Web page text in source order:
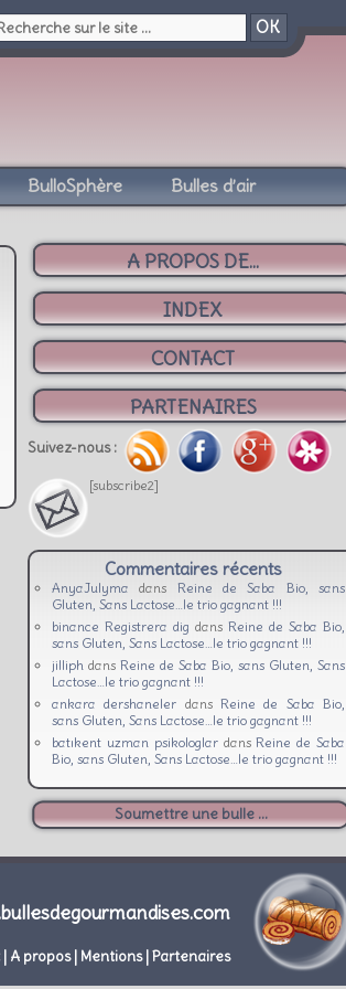
OK
BulloSphère Bulles d’air
A PROPOS DE...
INDEX
CONTACT
PARTENAIRES
Suivez-nous :
[subscribe2]
Commentaires récents
AnyaJulyma dans Reine de Saba Bio, sans
Gluten, Sans Lactose…le trio gagnant !!!
binance Registrera dig dans Reine de Saba Bio,
sans Gluten, Sans Lactose…le trio gagnant !!!
jilliph dans Reine de Saba Bio, sans Gluten, Sans
Lactose…le trio gagnant !!!
ankara dershaneler dansReine de Saba Bio,
sans Gluten, Sans Lactose…le trio gagnant !!!
batıkent uzman psikologlardansReine de Saba
Bio, sans Gluten, Sans Lactose…le trio gagnant !!!
Soumettre une bulle ...
| A propos| Mentions|Partenaires